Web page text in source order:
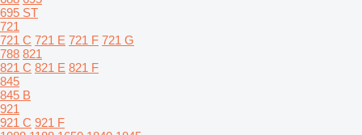
695 ST
721
721 C 721 E 721 F 721 G
788 821
821 C 821 E 821 F
845
845 B
921
921 C 921 F